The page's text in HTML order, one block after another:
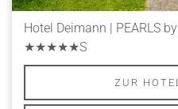
Hotel Deimann | PEARLS
★★★★★S
ZUR